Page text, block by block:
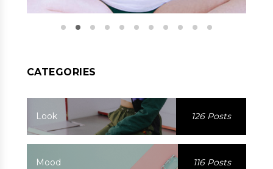
CATEGORIES
Look 126 Posts
Mood 116 Posts